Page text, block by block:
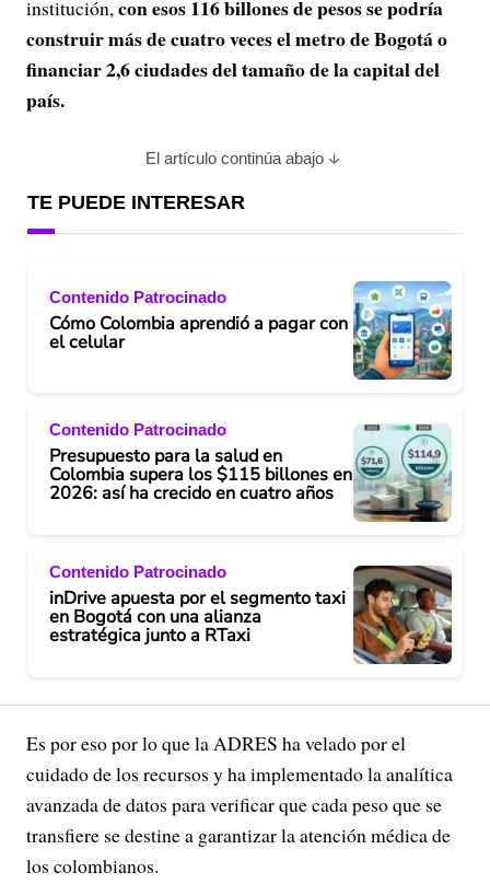
institución,con esos 116 billones de pesos se podría
construir más de cuatro veces el metro de Bogotá o
financiar 2,6 ciudades del tamaño de la capital del
país.
El artículo continúa abajo
TE PUEDE INTERESAR
Contenido Patrocinado
Cómo Colombia aprendió a pagar con
el celular
Contenido Patrocinado
Presupuesto para la salud en
Colombia supera los $115 billones en
2026: así ha crecido en cuatro años
Contenido Patrocinado
inDrive apuesta por el segmento taxi
en Bogotá con una alianza
estratégica junto a RTaxi
Es por eso por lo que la ADRES ha velado por el
cuidado de los recursos y ha implementado la analítica
avanzada de datos para verificar que cada peso que se
transfiere se destine a garantizar la atención médica de
los colombianos.